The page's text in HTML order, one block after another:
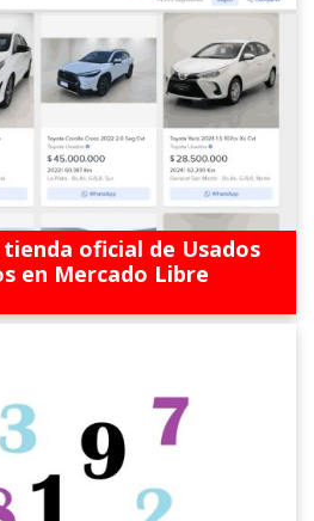
oficial de Usados
en Mercado Libre